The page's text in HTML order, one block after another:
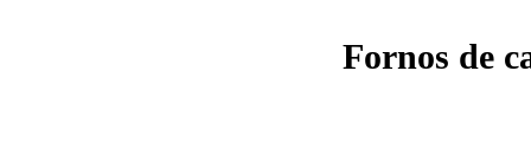
Fornos de